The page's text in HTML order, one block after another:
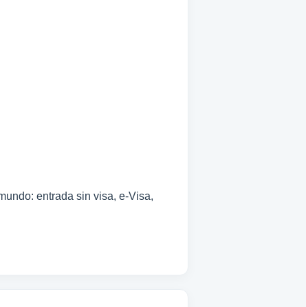
entrada sin visa, e-Visa,